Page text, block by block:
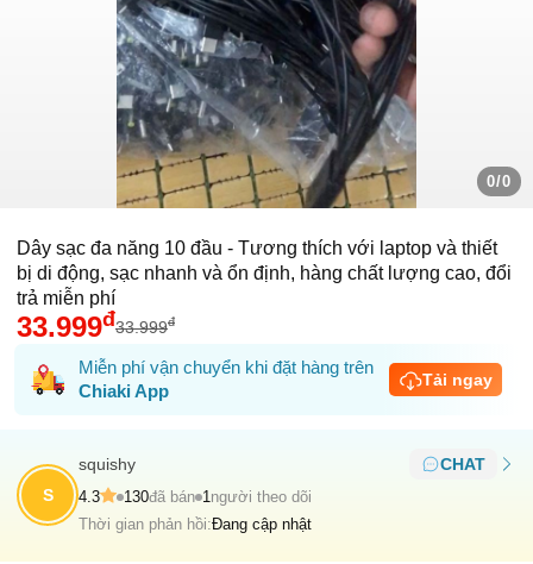
0/0
Dây sạc đa năng 10 đầu - Tương thích với laptop và thiết
bị di động, sạc nhanh và ổn định, hàng chất lượng cao, đổi
trả miễn phí
33.999đ33.999đ
Miễn phí vận chuyển khi đặt hàng trên
Chiaki App
Tải ngay
S
squishy CHAT
4.3 130đã bán 1 người theo dõi
Thời gian phản hồi:Đang cập nhật